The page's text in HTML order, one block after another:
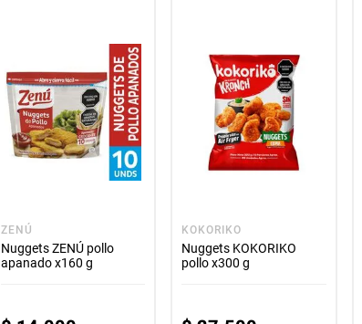
ZENÚ
Nuggets ZENÚ pollo
apanado x160 g
KOKORIKO
Nuggets KOKORIKO
pollo x300 g